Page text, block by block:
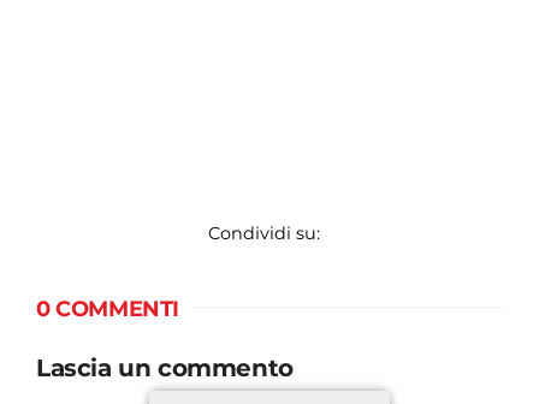
Condividi su:
0 COMMENTI
Lascia un commento